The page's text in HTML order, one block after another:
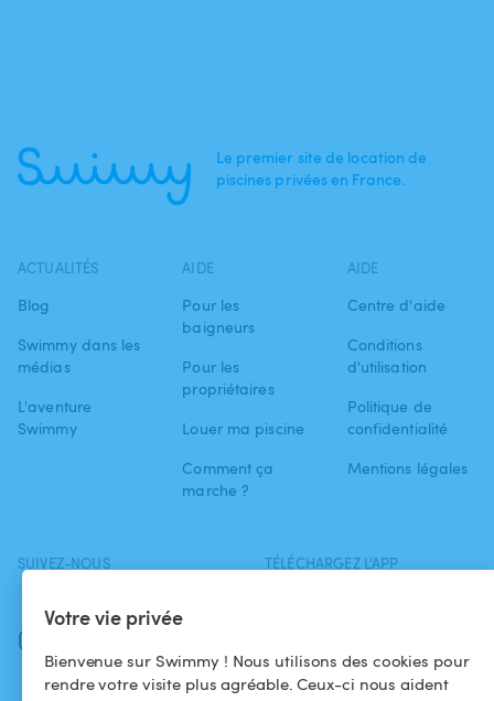
Votre vie privée
Bienvenue sur Swimmy ! Nous utilisons des cookies pour
rendre votre visite plus agréable. Ceux-ci nous aident
Le premier site de location de
piscines privées en France.
ACTUALITÉS
Blog
Swimmy dans les
médias
L'aventure
Swimmy
AIDE
Pour les
baigneurs
Pour les
propriétaires
Louer ma piscine
Comment ça
marche ?
AIDE
Centre d'aide
Conditions
d'utilisation
Politique de
confidentialité
Mentions légales
SUIVEZ-NOUS TÉLÉCHARGEZ L'APP